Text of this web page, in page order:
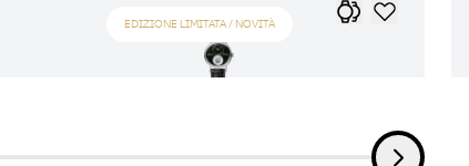
EDIZIONE LIMITATA / NOVITÀ